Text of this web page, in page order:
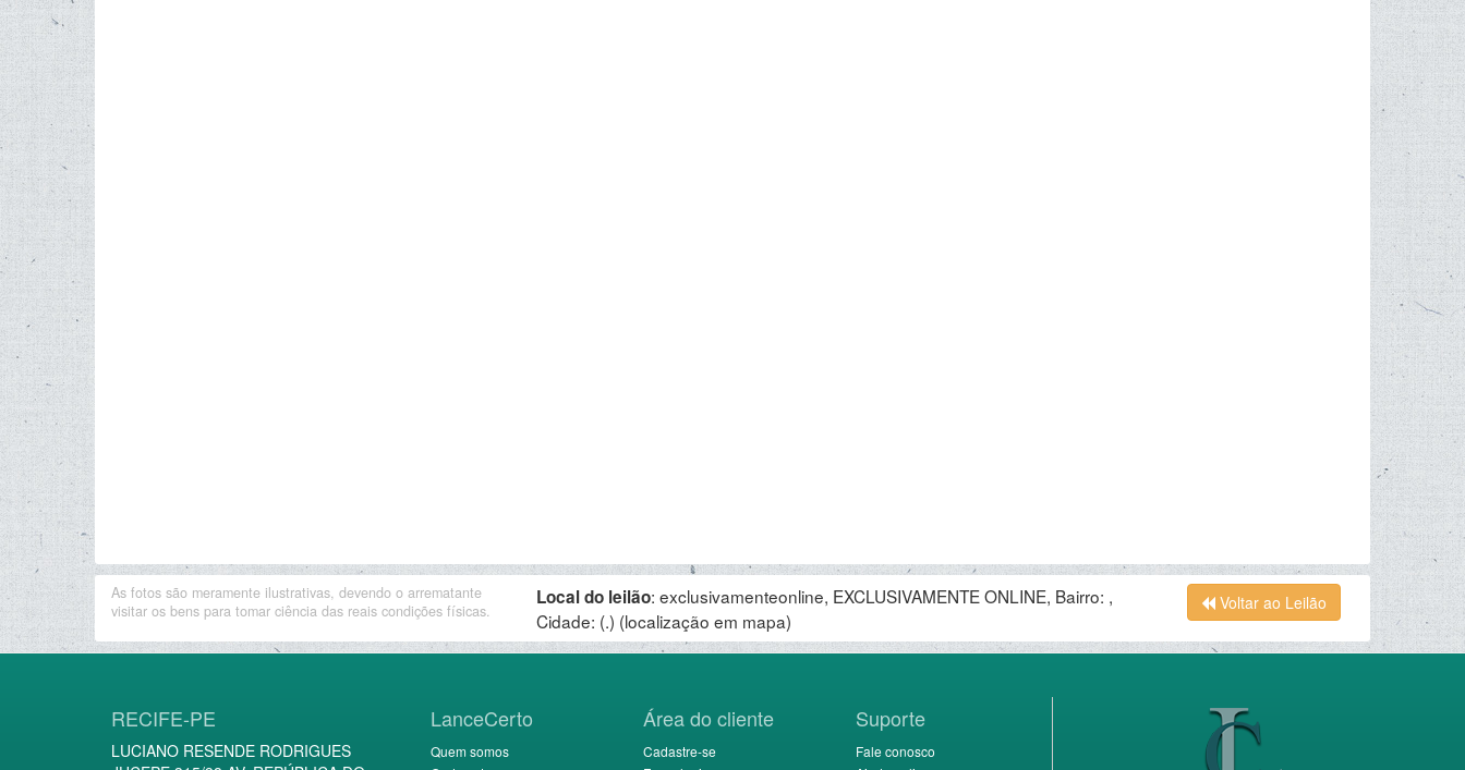
As fotos são meramente ilustrativas, devendo o arrematante
visitar os bens para tomar ciência das reais condições físicas.
Local do leilão: exclusivamenteonline, EXCLUSIVAMENTE ONLINE, Bairro: ,
Cidade: (.) (localização em mapa)
Voltar ao Leilão
RECIFE-PE
LUCIANO RESENDE RODRIGUES
LanceCerto
Quem somos
Área do cliente
Cadastre-se
Suporte
Fale conosco